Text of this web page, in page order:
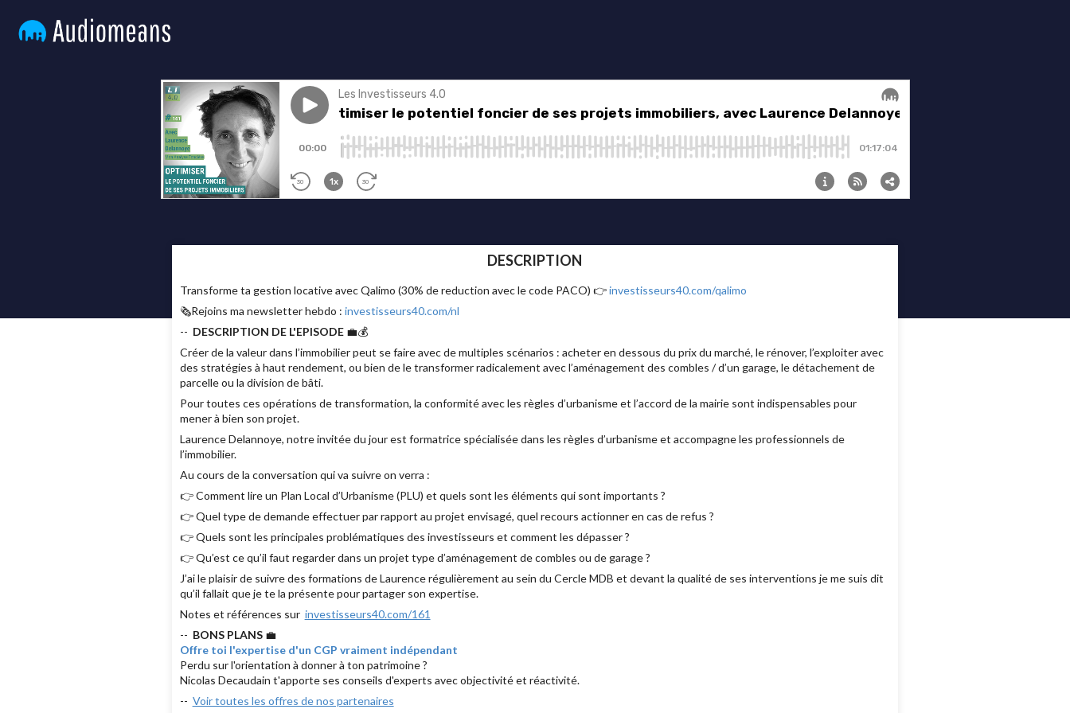
DESCRIPTION
Transforme ta gestion locative avec Qalimo (30% de reduction avec le code PACO) 👉investisseurs40.com/qalimo
🗞Rejoins ma newsletter hebdo : investisseurs40.com/nl
-- DESCRIPTION DE L'EPISODE 💼💰
Créer de la valeur dans l’immobilier peut se faire avec de multiples scénarios : acheter en dessous du prix du marché, le rénover, l’exploiter avec
des stratégies à haut rendement, ou bien de le transformer radicalement avec l’aménagement des combles / d’un garage, le détachement de
parcelle ou la division de bâti.
Pour toutes ces opérations de transformation, la conformité avec les règles d’urbanisme et l’accord de la mairie sont indispensables pour
mener à bien son projet.
Laurence Delannoye, notre invitée du jour est formatrice spécialisée dans les règles d’urbanisme et accompagne les professionnels de
l’immobilier.
Au cours de la conversation qui va suivre on verra :
👉 Comment lire un Plan Local d’Urbanisme (PLU) et quels sont les éléments qui sont importants ?
👉 Quel type de demande effectuer par rapport au projet envisagé, quel recours actionner en cas de refus ?
👉 Quels sont les principales problématiques des investisseurs et comment les dépasser ?
👉 Qu’est ce qu’il faut regarder dans un projet type d’aménagement de combles ou de garage ?
J’ai le plaisir de suivre des formations de Laurence régulièrement au sein du Cercle MDB et devant la qualité de ses interventions je me suis dit
qu’il fallait que je te la présente pour partager son expertise.
Notes et références sur investisseurs40.com/161
-- BONS PLANS 💼
Offre toi l'expertise d'un CGP vraiment indépendant
Perdu sur l'orientation à donner à ton patrimoine ?
Nicolas Decaudain t'apporte ses conseils d'experts avec objectivité et réactivité.
-- Voir toutes les offres de nos partenaires